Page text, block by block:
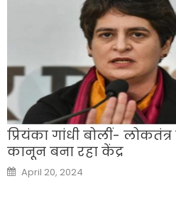
प्रियंका गांधी बोलीं-
कानून बना रहा केंद्र
Posted
on
April 20, 2024